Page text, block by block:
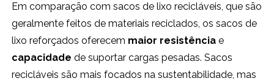
Em comparação com sacos de lixo recicláveis, que são
geralmente feitos de materiais reciclados, os sacos de
lixo reforçados oferecem maior resistência e
capacidade de suportar cargas pesadas. Sacos
recicláveis são mais focados na sustentabilidade, mas